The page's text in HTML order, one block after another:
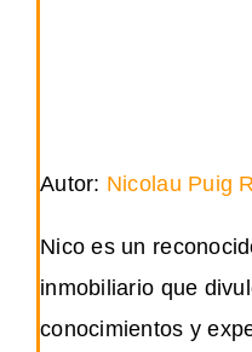
Autor: Nicolau Puig
Nico es un
inmobiliario que
conocimientos y